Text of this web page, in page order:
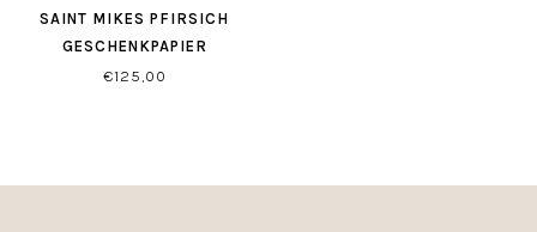
SAINT MIKES PFIRSICH
GESCHENKPAPIER
€125,00